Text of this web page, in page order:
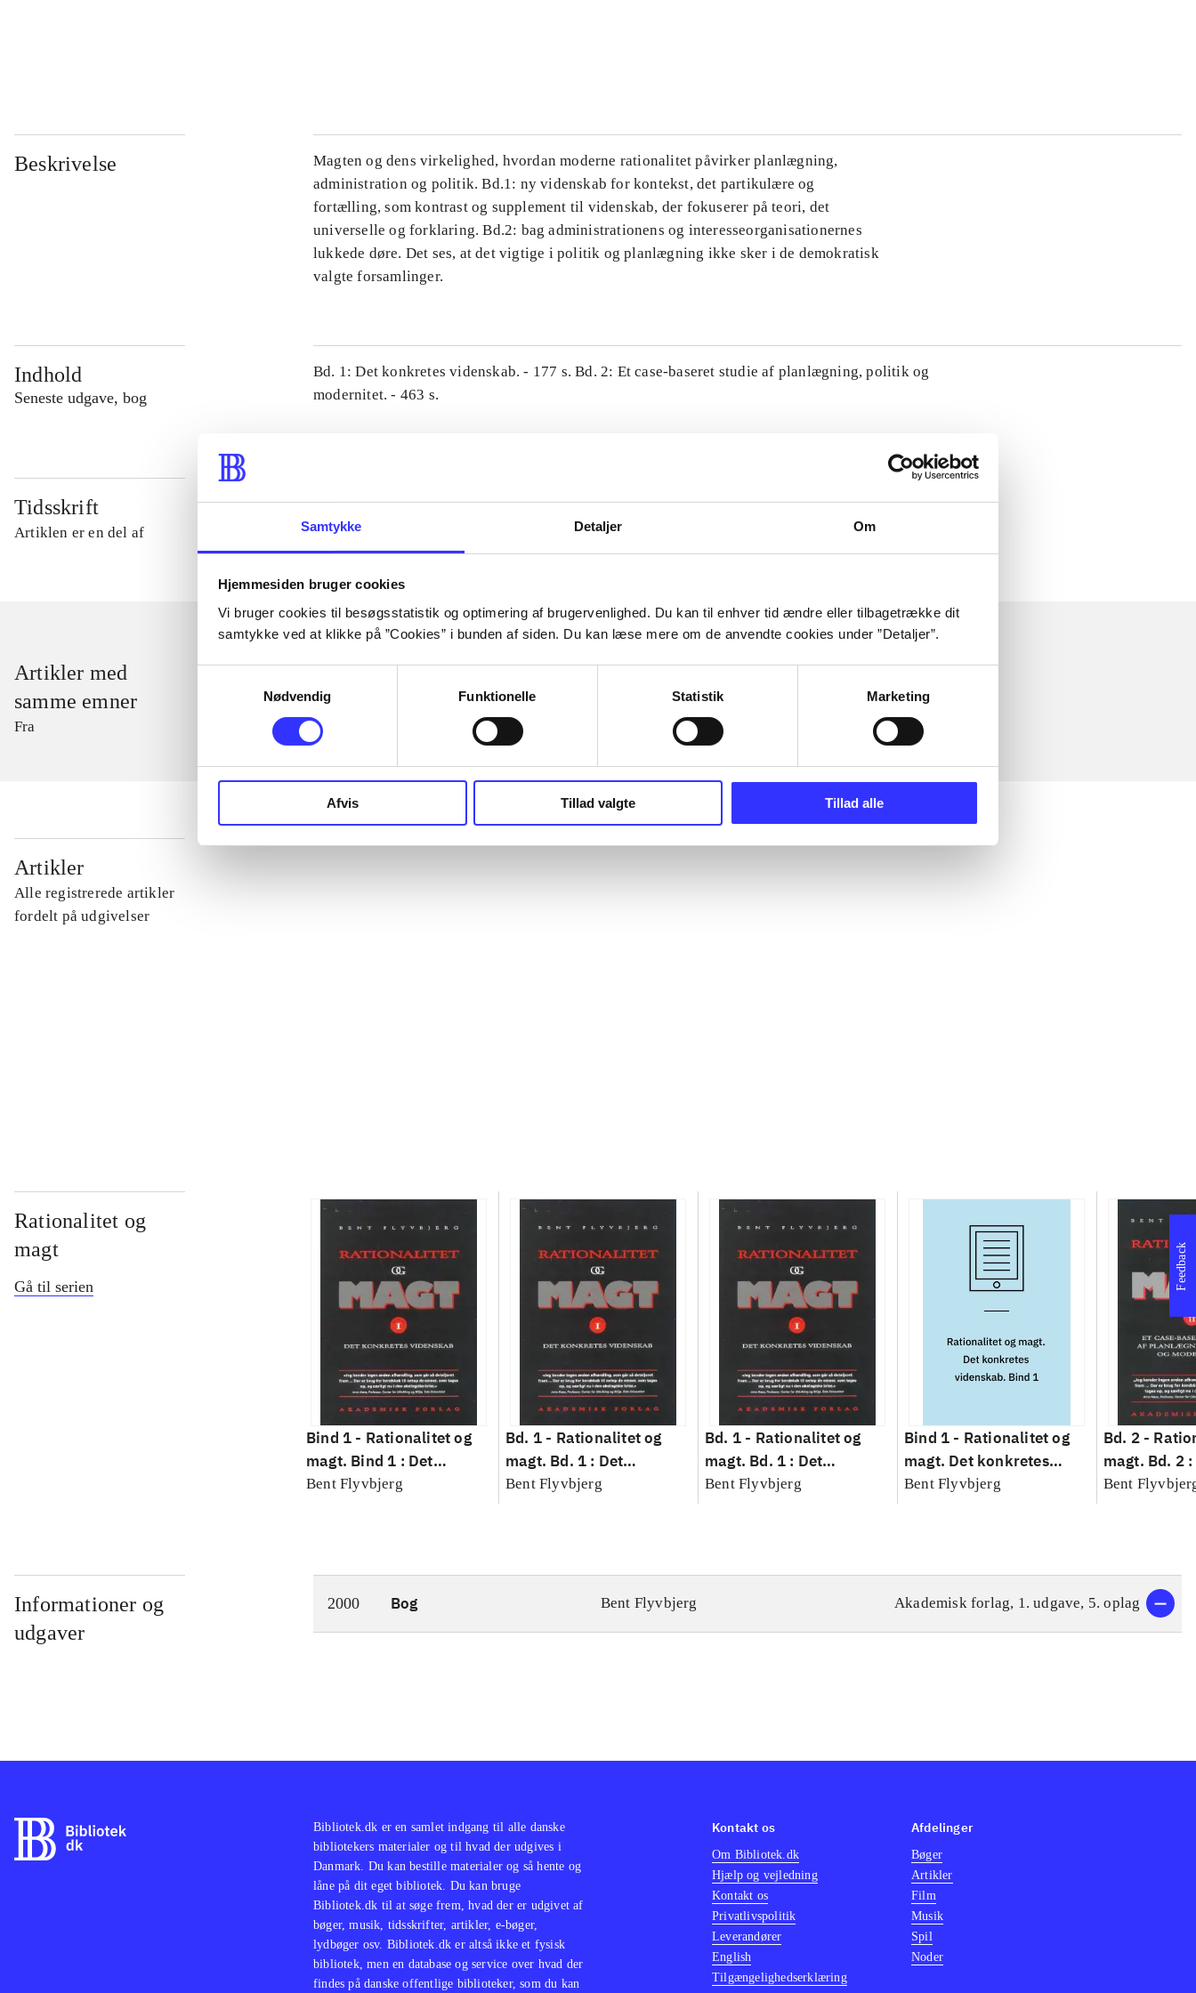
Samtykke Detaljer Om
Hjemmesiden bruger cookies
Vi bruger cookies til besøgsstatistik og optimering af brugervenlighed. Du kan til enhver tid ændre eller tilbagetrække dit
samtykke ved at klikke på ”Cookies” i bunden af siden. Du kan læse mere om de anvendte cookies under ”Detaljer”.
Nødvendig
Funktionelle Statistik Marketing
Afvis Tillad valgte Tillad alle
Beskrivelse
Magten og dens virkelighed, hvordan moderne rationalitet påvirker planlægning,
administration og politik. Bd.1: ny videnskab for kontekst, det partikulære og
fortælling, som kontrast og supplement til videnskab, der fokuserer på teori, det
universelle og forklaring. Bd.2: bag administrationens og interesseorganisationernes
lukkede døre. Det ses, at det vigtige i politik og planlægning ikke sker i de demokratisk
valgte forsamlinger.
Indhold
Seneste udgave, bog
Bd. 1: Det konkretes videnskab. - 177 s. Bd. 2: Et case-baseret studie af planlægning, politik og
modernitet. - 463 s.
Tidsskrift
Artiklen er en del af
Artikler med
samme emner
Fra
Artikler
Alle registrerede artikler
fordelt på udgivelser
Rationalitet og
magt
Gå til serien
Bind 1 - Rationalitet og
magt. Bind 1 : Det
konkretes videnskab
Bent Flyvbjerg
Bd. 1 - Rationalitet og
magt. Bd. 1 : Det
konkretes videnskab
Bent Flyvbjerg
Bd. 1 - Rationalitet og
magt. Bd. 1 : Det
konkretes videnskab
Bent Flyvbjerg
Bind 1 - Rationalitet og
magt. Det konkretes
videnskab. Bind 1
Bent Flyvbjerg
Bd. 2 -
magt. Bd. 2
baseret
Bent
Informationer og
udgaver
2000 Bog Bent Flyvbjerg Akademisk forlag, 1. udgave, 5. oplag
Feedback
Bibliotek.dk er en samlet indgang til alle danske
bibliotekers materialer og til hvad der udgives i
Danmark. Du kan bestille materialer og så hente og
låne på dit eget bibliotek. Du kan bruge
Bibliotek.dk til at søge frem, hvad der er udgivet af
bøger, musik, tidsskrifter, artikler, e-bøger,
lydbøger osv. Bibliotek.dk er altså ikke et fysisk
bibliotek, men en database og service over hvad der
findes på danske offentlige biblioteker, som du kan
Kontakt os
Om Bibliotek.dk
Hjælp og vejledning
Kontakt os
Privatlivspolitik
Leverandører
English
Tilgængelighedserklæring
Afdelinger
Bøger
Artikler
Film
Musik
Spil
Noder